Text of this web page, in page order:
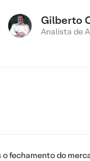
Gilberto
Analista de
fechamento do